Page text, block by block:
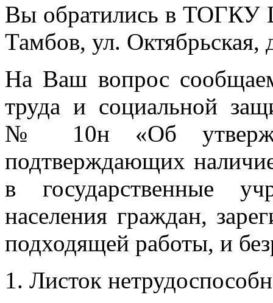
Вы обратились в ТОГКУ
Тамбов, ул. Октябрьская,
На Ваш вопрос
труда и социальной
№ 10н «Об
подтверждающих
в государственные
населения граждан,
подходящей работы, и
1. Листок